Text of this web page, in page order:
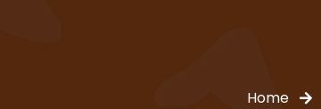
Home